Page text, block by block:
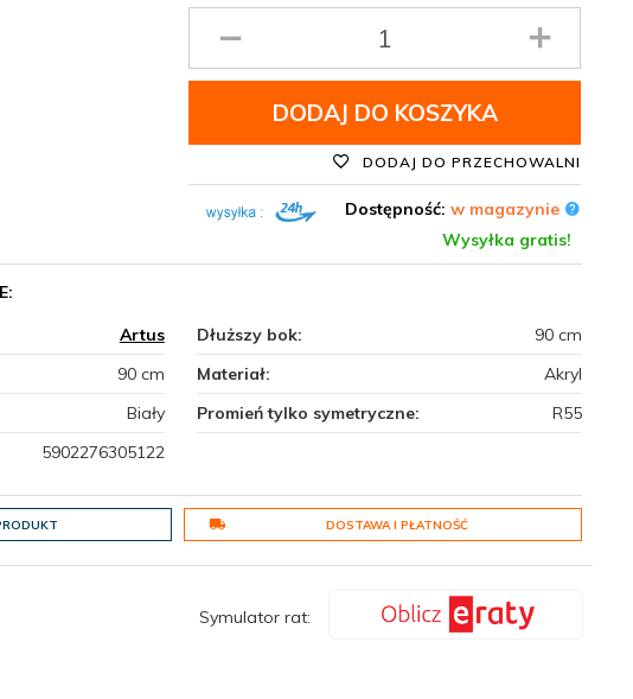
produktu
DODAJ DO KOSZYKA
DODAJ DO PRZECHOWALNI
Dostępność: w magazynie
Wysyłka gratis!
Artus Dłuższy bok:
90 cm
90 cm Materiał:
Akryl
Biały Promień tylko symetryczne:
R55
5902276305122
DOSTAWA I PŁATNOŚĆ
Symulator rat: